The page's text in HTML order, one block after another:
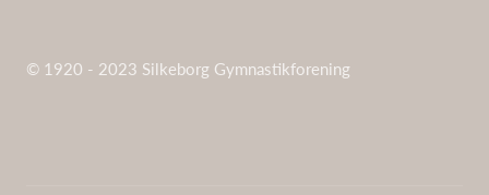
© 1920 - 2023 Silkeborg Gymnastikforening